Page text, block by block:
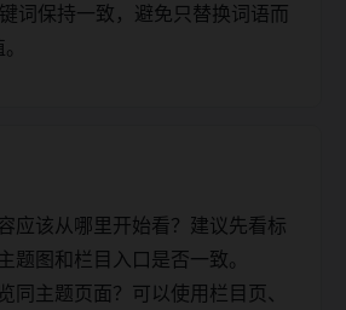
词保持一致，避免只替换词语而
应该从哪里开始看？建议先看标
题图和栏目入口是否一致。
同主题页面？可以使用栏目页、